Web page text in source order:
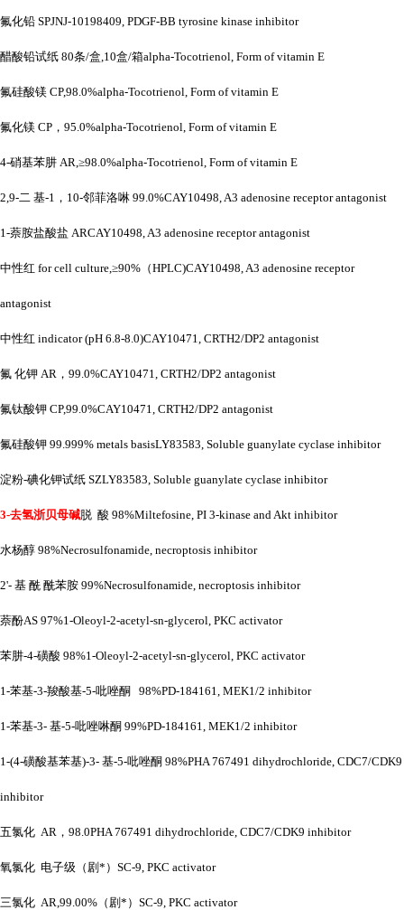
氟化铅 SPJNJ-10198409, PDGF-BB tyrosine kinase inhibitor
醋酸铅试纸 80条/盒,10盒/箱alpha-Tocotrienol, Form of vitamin E
氟硅酸镁 CP,98.0%alpha-Tocotrienol, Form of vitamin E
氟化镁 CP，95.0%alpha-Tocotrienol, Form of vitamin E
4-硝基苯肼 AR,≥98.0%alpha-Tocotrienol, Form of vitamin E
2,9-二 基-1，10-邻菲洛啉 99.0%CAY10498, A3 adenosine receptor antagonist
1-萘胺盐酸盐 ARCAY10498, A3 adenosine receptor antagonist
中性红 for cell culture,≥90%（HPLC)CAY10498, A3 adenosine receptor
antagonist
中性红 indicator (pH 6.8-8.0)CAY10471, CRTH2/DP2 antagonist
氟 化钾 AR，99.0%CAY10471, CRTH2/DP2 antagonist
氟钛酸钾 CP,99.0%CAY10471, CRTH2/DP2 antagonist
氟硅酸钾 99.999% metals basisLY83583, Soluble guanylate cyclase inhibitor
淀粉-碘化钾试纸 SZLY83583, Soluble guanylate cyclase inhibitor
3-去氢浙贝母碱脱 酸 98%Miltefosine, PI 3-kinase and Akt inhibitor
水杨醇 98%Necrosulfonamide, necroptosis inhibitor
2'- 基 酰 酰苯胺 99%Necrosulfonamide, necroptosis inhibitor
萘酚AS 97%1-Oleoyl-2-acetyl-sn-glycerol, PKC activator
苯肼-4-磺酸 98%1-Oleoyl-2-acetyl-sn-glycerol, PKC activator
1-苯基-3-羧酸基-5-吡唑酮 98%PD-184161, MEK1/2 inhibitor
1-苯基-3- 基-5-吡唑啉酮 99%PD-184161, MEK1/2 inhibitor
1-(4-磺酸基苯基)-3- 基-5-吡唑酮 98%PHA 767491 dihydrochloride, CDC7/CDK9
inhibitor
五氯化 AR，98.0PHA 767491 dihydrochloride, CDC7/CDK9 inhibitor
氧氯化 电子级（剧*） SC-9, PKC activator
三氯化 AR,99.00%（剧*）SC-9, PKC activator